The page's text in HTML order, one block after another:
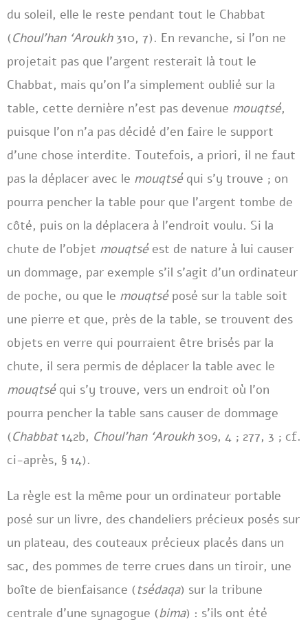
du soleil, elle le reste pendant tout le Chabbat
(Choul’han ‘Aroukh310, 7). En revanche, si l’on ne
projetait pas que l’argent resterait là tout le
Chabbat, mais qu’on l’a simplement oublié sur la
table, cette dernière n’est pas devenue mouqtsé,
puisque l’on n’a pas décidé d’en faire le support
d’une chose interdite. Toutefois, a priori, il ne faut
pas la déplacer avec le mouqtséqui s’y trouve ; on
pourra pencher la table pour que l’argent tombe de
côté, puis on la déplacera à l’endroit voulu. Si la
chute de l’objet mouqtséest de nature à lui causer
un dommage, par exemple s’il s’agit d’un ordinateur
de poche, ou que le mouqtséposé sur la table soit
une pierre et que, près de la table, se trouvent des
objets en verre qui pourraient être brisés par la
chute, il sera permis de déplacer la table avec le
mouqtséqui s’y trouve, vers un endroit où l’on
pourra pencher la table sans causer de dommage
(Chabbat 142b, Choul’han ‘Aroukh309, 4 ; 277, 3 ; cf.
ci-après, § 14).
La règle est la même pour un ordinateur portable
posé sur un livre, des chandeliers précieux posés sur
un plateau, des couteaux précieux placés dans un
sac, des pommes de terre crues dans un tiroir, une
boîte de bienfaisance (tsédaqa) sur la tribune
centrale d’une synagogue (bima) : s’ils ont été